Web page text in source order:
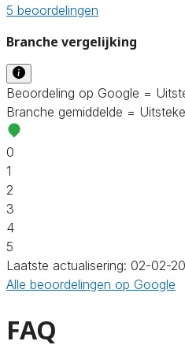
5 beoordelingen
Branche vergelijking
Beoordeling op Google =
Branche gemiddelde =
0
1
2
3
4
5
Laatste actualisering: 02-02-
Alle beoordelingen op Google
FAQ